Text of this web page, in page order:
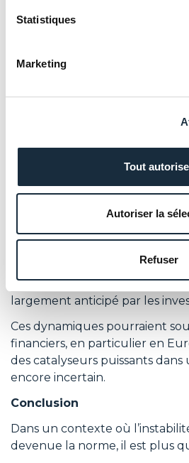
Statistiques
Marketing
Tout
Autoriser la
Refuser
, car le dollar
la principale variable
La capacité
, toujours en mesure
systémique.
par l’Allemagne– surnommé
000 milliards d’euros déployés
L’attente d’un plan
largement anticipé par les
Ces dynamiques pourraient
financiers, en particulier en
des catalyseurs puissants
encore incertain.
Conclusion
Dans un contexte où
devenue la norme, il est plus